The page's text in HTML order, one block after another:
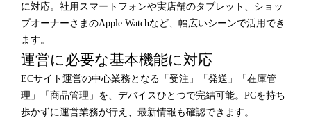
に対応。社用スマートフォンや実店舗のタブレット、ショッ
プオーナーさまのApple Watchなど、幅広いシーンで活用でき
ます。
運営に必要な基本機能に対応
ECサイト運営の中心業務となる「受注」「発送」「在庫管
理」「商品管理」を、デバイスひとつで完結可能。PCを持ち
歩かずに運営業務が行え、最新情報も確認できます。